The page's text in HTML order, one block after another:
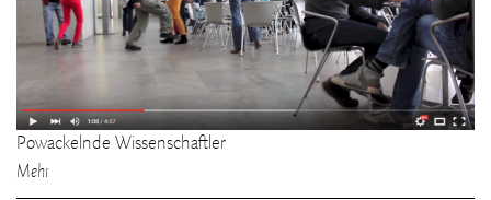
Powackelnde Wissenschaftler
Mehr